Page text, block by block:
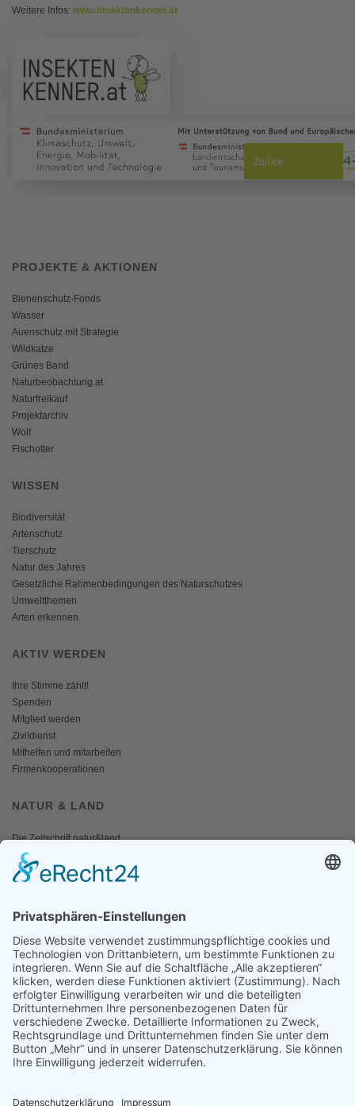
Weitere Infos: www.insektenkenner.at
Zurück
PROJEKTE & AKTIONEN
Bienenschutz-Fonds
Wasser
Auenschutz mit Strategie
Wildkatze
Grünes Band
Naturbeobachtung.at
Naturfreikauf
Projektarchiv
Wolf
Fischotter
WISSEN
Biodiversität
Artenschutz
Tierschutz
Natur des Jahres
Gesetzliche Rahmenbedingungen des Naturschutzes
Umweltthemen
Arten erkennen
AKTIV WERDEN
Ihre Stimme zählt!
Spenden
Mitglied werden
Zivildienst
Mithelfen und mitarbeiten
Firmenkooperationen
NATUR & LAND
Die Zeitschrift natur&land
Archiv
Mediadaten
Fotos und Logos
Presseaussendungen
Presse
Presseinformationen abonnieren
ÜBER UNS
Naturschutzbund